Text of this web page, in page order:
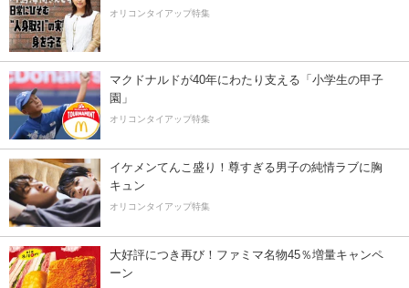
オリコンタイアップ特集
マクドナルドが40年にわたり支える「小学生の甲子
園」
オリコンタイアップ特集
イケメンてんこ盛り！尊すぎる男子の純情ラブに胸
キュン
オリコンタイアップ特集
大好評につき再び！ファミマ名物45％増量キャンペ
ーン